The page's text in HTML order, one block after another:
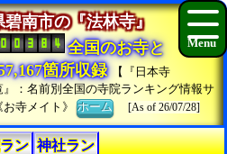
碧南市の『法林寺』
全国のお寺と
箇所収録
【『日本寺
』：名前別全国の寺院ランキング情報サ
お寺メイト》ホーム [As of 26/07/28]
ン 神社ラン